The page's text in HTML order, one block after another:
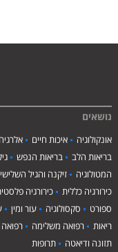
נושאים
אונקולוגיה איכות חיים אלרגיה
בריאות הלב
בריאות הנפש
המטולוגיה
זיקנה והגיל השלישי
כירורגיה כללית
כירורגיה
ספורט
סקסולוגיה עור ומין
ריאות
רפואה משלימה
תזונה ודיאטה
תרופות